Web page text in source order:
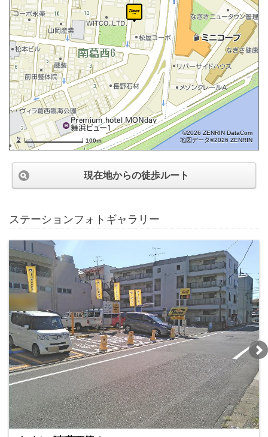
100m
©2026 ZENRIN DataCom
地図データ©2026 ZENRIN
現在地からの徒歩ルート
ステーションフォトギャラリー